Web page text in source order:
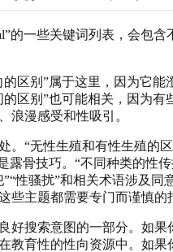
的一些关键词列表，会包含
区别”属于这里，因为它能
区别”也可能相关，因为有
浪漫感受和性吸引。
。“无性生殖和有性生殖的
露骨技巧。“不同种类的性
性骚扰”和相关术语涉及同
些主题都需要专门而谨慎的
好搜索意图的一部分。如果
教育性的性向资源中。如果